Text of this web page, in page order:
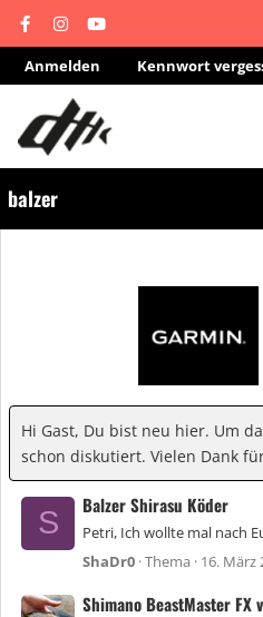
Anmelden Kennwort
balzer
Hi Gast, Du bist neu hier. Um
schon diskutiert. Vielen Dank
S
Balzer Shirasu Köder
Petri, Ich wollte mal nach
ShaDr0 Thema 16. März
Shimano BeastMaster FX